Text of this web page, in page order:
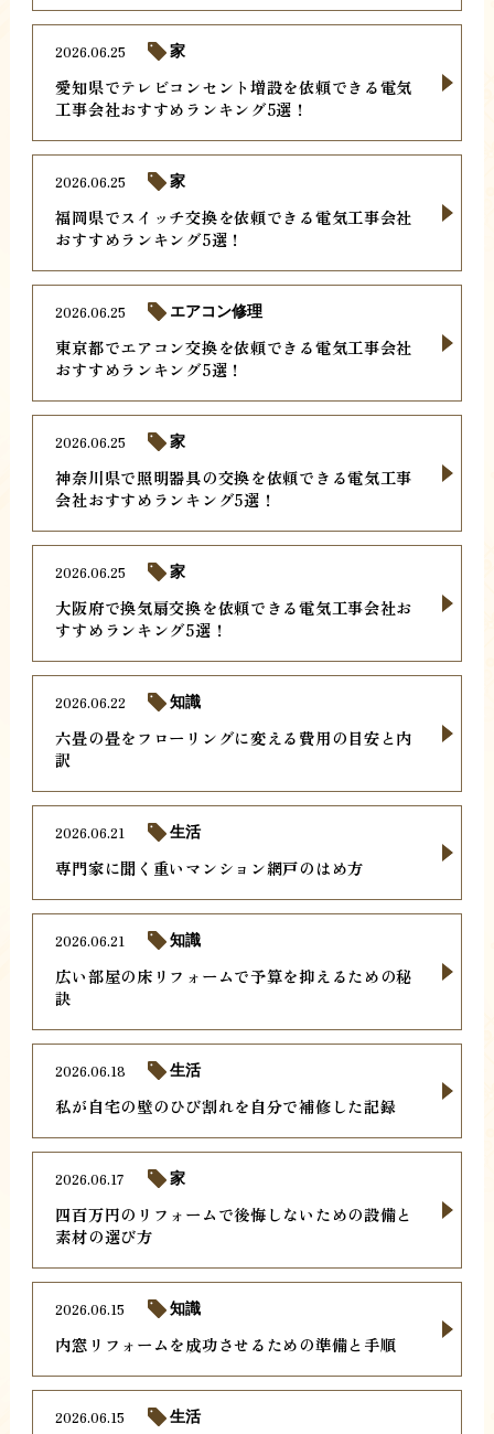
愛知県でテレビコンセント増設を依頼できる電気
工事会社おすすめランキング5選！
2026.06.25 家
福岡県でスイッチ交換を依頼できる電気工事会社
おすすめランキング5選！
2026.06.25 家
東京都でエアコン交換を依頼できる電気工事会社
おすすめランキング5選！
2026.06.25 エアコン修理
神奈川県で照明器具の交換を依頼できる電気工事
会社おすすめランキング5選！
2026.06.25 家
大阪府で換気扇交換を依頼できる電気工事会社お
すすめランキング5選！
2026.06.25 家
六畳の畳をフローリングに変える費用の目安と内
訳
2026.06.22 知識
専門家に聞く重いマンション網戸のはめ方
2026.06.21 生活
広い部屋の床リフォームで予算を抑えるための秘
訣
2026.06.21 知識
私が自宅の壁のひび割れを自分で補修した記録
2026.06.18 生活
四百万円のリフォームで後悔しないための設備と
素材の選び方
2026.06.17 家
内窓リフォームを成功させるための準備と手順
2026.06.15 知識
2026.06.15 生活